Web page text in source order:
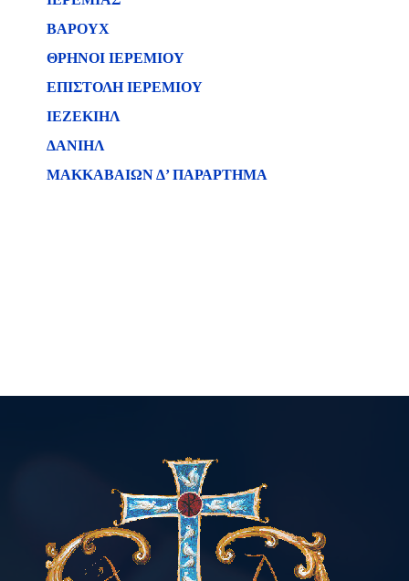
ΒΑΡΟΥΧ
ΘΡΗΝΟΙ ΙΕΡΕΜΙΟΥ
ΕΠΙΣΤΟΛΗ ΙΕΡΕΜΙΟΥ
ΙΕΖΕΚΙΗΛ
ΔΑΝΙΗΛ
ΜΑΚΚΑΒΑΙΩΝ Δ’ ΠΑΡΑΡΤΗΜΑ